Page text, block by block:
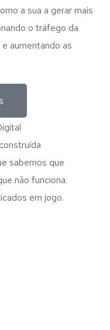
a sua a gerar mais
o tráfego da
aumentando as
sabemos que
não funciona.
em jogo.